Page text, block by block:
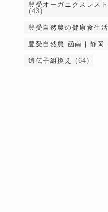
豊受オーガニクスレス
(43)
豊受自然農の健康食生
豊受自然農 函南 | 静岡
遺伝子組換え (64)